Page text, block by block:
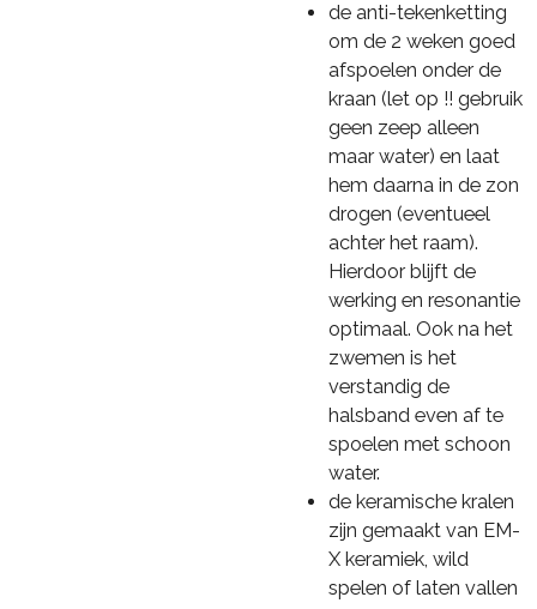
de anti-tekenketting
om de 2 weken goed
afspoelen onder de
kraan (let op !! gebruik
geen zeep alleen
maar water) en laat
hem daarna in de zon
drogen (eventueel
achter het raam).
Hierdoor blijft de
werking en resonantie
optimaal. Ook na het
zwemen is het
verstandig de
halsband even af te
spoelen met schoon
water.
de keramische kralen
zijn gemaakt van EM-
X keramiek, wild
spelen of laten vallen